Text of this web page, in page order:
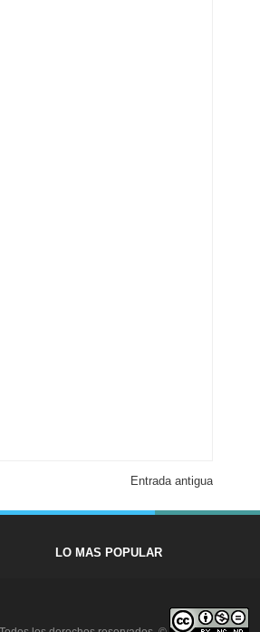
Entrada antigua
LO MAS POPULAR